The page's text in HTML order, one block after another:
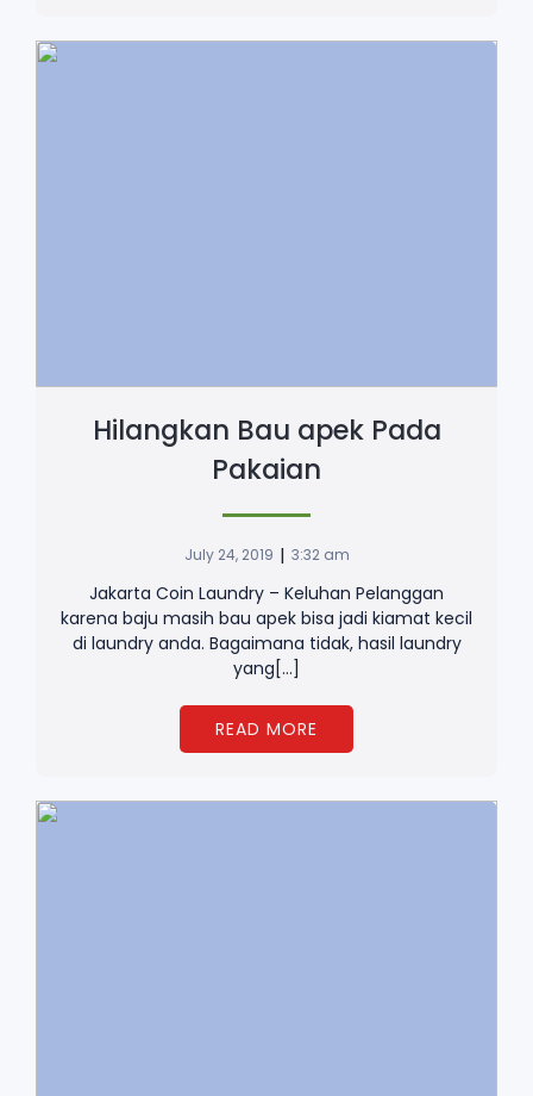
Hilangkan Bau apek Pada
Pakaian
July 24, 2019 | 3:32 am
Jakarta Coin Laundry – Keluhan Pelanggan
karena baju masih bau apek bisa jadi kiamat kecil
di laundry anda. Bagaimana tidak, hasil laundry
yang[…]
READ MORE